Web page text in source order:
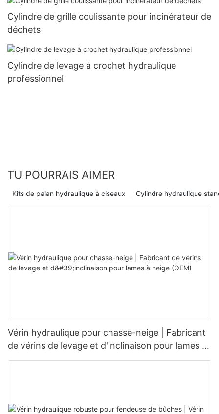
Cylindre de grille coulissante pour incinérateur de
déchets
Cylindre de levage à crochet hydraulique
professionnel
TU POURRAIS AIMER
Cylindre hydraulique
Kits de palan hydraulique à ciseaux
Vérin hydraulique pour chasse-neige | Fabricant
de vérins de levage et d'inclinaison pour lames à
neige (OEM)